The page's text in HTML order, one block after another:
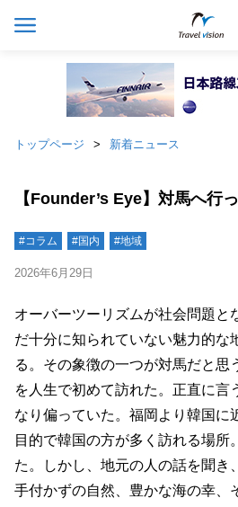
トップページ 新着ニュース
【Founder’s Eye】対馬へ行
#コラム #国内 #地域
2026年6月29日
オーバーツーリズムが社会問題と
だ十分に知られていない魅力的な
る。その象徴の一つが対馬だと思
を人生で初めて訪れた。正直に言
なり偏っていた。福岡より韓国に
目的で韓国の方が多く訪れる場所
た。しかし、地元の人の話を聞き
手付かずの自然、豊かな海の幸、